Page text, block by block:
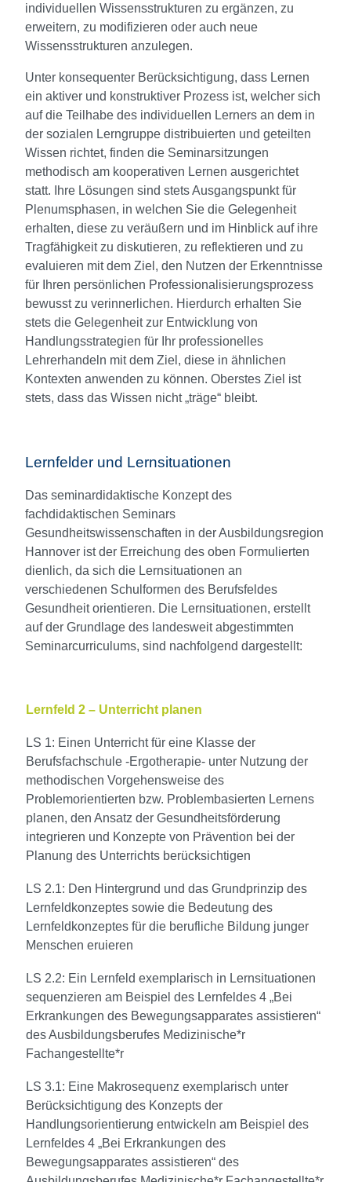
individuellen Wissensstrukturen zu ergänzen, zu
erweitern, zu modifizieren oder auch neue
Wissensstrukturen anzulegen.
Unter konsequenter Berücksichtigung, dass Lernen
ein aktiver und konstruktiver Prozess ist, welcher sich
auf die Teilhabe des individuellen Lerners an dem in
der sozialen Lerngruppe distribuierten und geteilten
Wissen richtet, finden die Seminarsitzungen
methodisch am kooperativen Lernen ausgerichtet
statt. Ihre Lösungen sind stets Ausgangspunkt für
Plenumsphasen, in welchen Sie die Gelegenheit
erhalten, diese zu veräußern und im Hinblick auf ihre
Tragfähigkeit zu diskutieren, zu reflektieren und zu
evaluieren mit dem Ziel, den Nutzen der Erkenntnisse
für Ihren persönlichen Professionalisierungsprozess
bewusst zu verinnerlichen. Hierdurch erhalten Sie
stets die Gelegenheit zur Entwicklung von
Handlungsstrategien für Ihr professionelles
Lehrerhandeln mit dem Ziel, diese in ähnlichen
Kontexten anwenden zu können. Oberstes Ziel ist
stets, dass das Wissen nicht „träge“ bleibt.
Lernfelder und Lernsituationen
Das seminardidaktische Konzept des
fachdidaktischen Seminars
Gesundheitswissenschaften in der Ausbildungsregion
Hannover ist der Erreichung des oben Formulierten
dienlich, da sich die Lernsituationen an
verschiedenen Schulformen des Berufsfeldes
Gesundheit orientieren. Die Lernsituationen, erstellt
auf der Grundlage des landesweit abgestimmten
Seminarcurriculums, sind nachfolgend dargestellt:
Lernfeld 2 – Unterricht planen
LS 1: Einen Unterricht für eine Klasse der
Berufsfachschule -Ergotherapie- unter Nutzung der
methodischen Vorgehensweise des
Problemorientierten bzw. Problembasierten Lernens
planen, den Ansatz der Gesundheitsförderung
integrieren und Konzepte von Prävention bei der
Planung des Unterrichts berücksichtigen
LS 2.1: Den Hintergrund und das Grundprinzip des
Lernfeldkonzeptes sowie die Bedeutung des
Lernfeldkonzeptes für die berufliche Bildung junger
Menschen eruieren
LS 2.2: Ein Lernfeld exemplarisch in Lernsituationen
sequenzieren am Beispiel des Lernfeldes 4 „Bei
Erkrankungen des Bewegungsapparates assistieren“
des Ausbildungsberufes Medizinische*r
Fachangestellte*r
LS 3.1: Eine Makrosequenz exemplarisch unter
Berücksichtigung des Konzepts der
Handlungsorientierung entwickeln am Beispiel des
Lernfeldes 4 „Bei Erkrankungen des
Bewegungsapparates assistieren“ des